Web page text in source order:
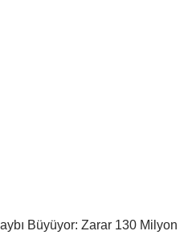
Büyüyor: Zarar 130 Milyon